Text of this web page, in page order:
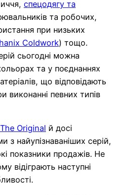
спецодягу та
та робочих,
при низьких
Coldwork) тощо.
сьогодні можна
та у поєднаннях
що відповідають
виконанні певних типів
Original й досі
з найупізнаваніших серій,
показники продажів. Не
відіграють наступні